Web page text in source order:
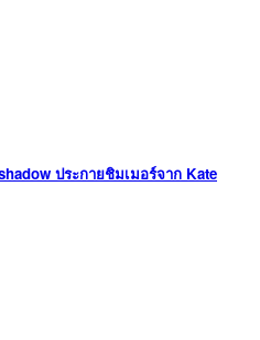
ประกายชิมเมอร์จาก Kate